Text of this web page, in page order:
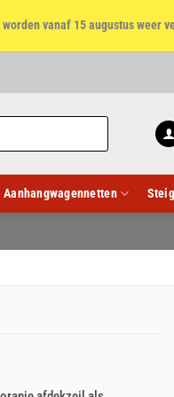
vanaf 15 augustus weer
Aanhangwagennetten